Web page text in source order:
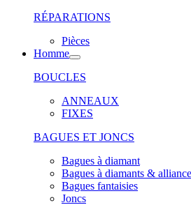
RÉPARATIONS
Pièces
Homme
BOUCLES
ANNEAUX
FIXES
BAGUES ET JONCS
Bagues à diamant
Bagues à diamants &
Bagues fantaisies
Joncs